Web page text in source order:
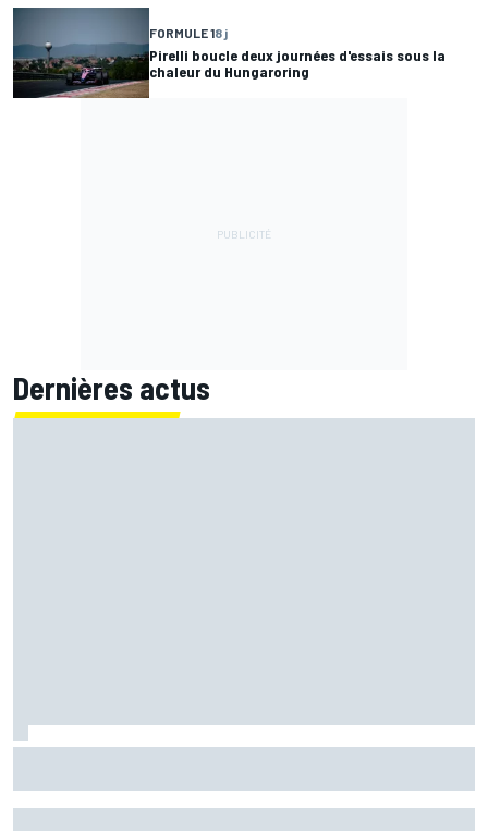
FORMULE 18 j
Pirelli boucle deux journées d'essais sous la
chaleur du Hungaroring
Dernières actus